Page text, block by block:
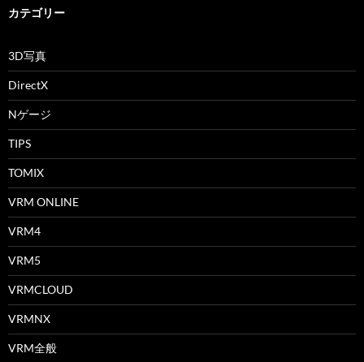
カテゴリー
3D写真
DirectX
Nゲージ
TIPS
TOMIX
VRM ONLINE
VRM4
VRM5
VRMCLOUD
VRMNX
VRM全般